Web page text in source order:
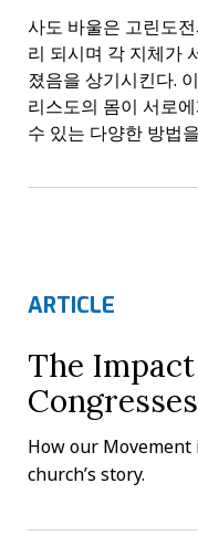
사도 바울은 고린도
리 되시며 각 지체가
졌음을 상기시킨다.
리스도의 몸이 서로
수 있는 다양한 방법
ARTICLE
The
Congresses
How our
church’s story.